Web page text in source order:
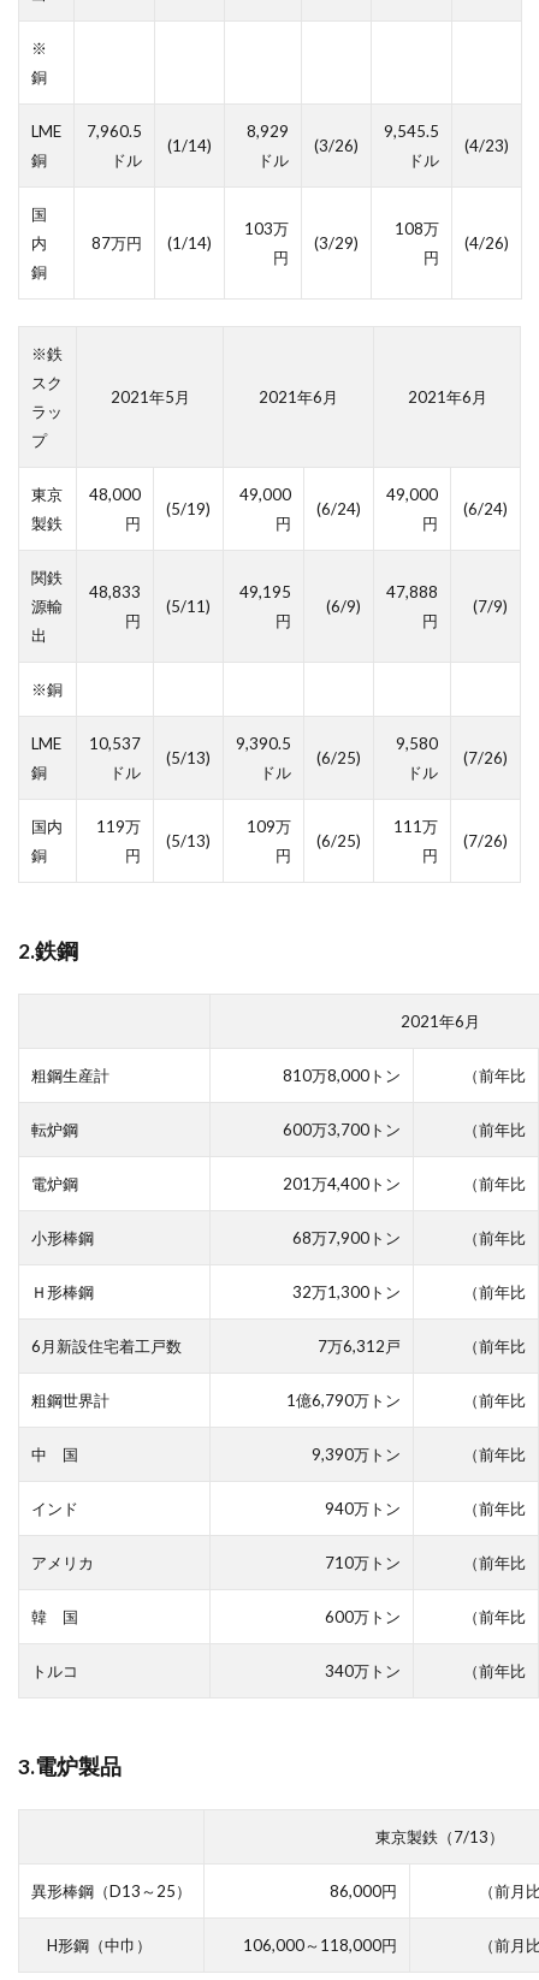
※
銅
LME
銅
7,960.5
ドル
(1/14)
8,929
ドル
(3/26)
9,545.5
ドル
(4/23)
国
内
銅
87万円 (1/14)
103万
円
(3/29)
108万
円
(4/26)
※鉄
スク
ラッ
プ
2021年5月 2021年6月 2021年6月
東京
製鉄
48,000
円
(5/19)
49,000
円
(6/24)
49,000
円
(6/24)
関鉄
源輸
出
48,833
円
(5/11)
49,195
円
(6/9)
47,888
円
(7/9)
※銅
LME
銅
10,537
ドル
(5/13)
9,390.5
ドル
(6/25)
9,580
ドル
(7/26)
国内
銅
119万
円
(5/13)
109万
円
(6/25)
111万
円
(7/26)
2.鉄鋼
2021年6月
粗鋼生産計 810万8,000トン （前年比
転炉鋼 600万3,700トン （前年比
電炉鋼 201万4,400トン （前年比
小形棒鋼 68万7,900トン （前年比
Ｈ形棒鋼 32万1,300トン （前年比
6月新設住宅着工戸数 7万6,312戸 （前年比
粗鋼世界計 1億6,790万トン （前年比
中 国 9,390万トン （前年比
インド 940万トン （前年比
アメリカ 710万トン （前年比
韓 国 600万トン （前年比
トルコ 340万トン （前年比
3.電炉製品
東京製鉄（7/13）
異形棒鋼（D13～25） 86,000円 （前
H形鋼（中巾） 106,000～118,000円 （前